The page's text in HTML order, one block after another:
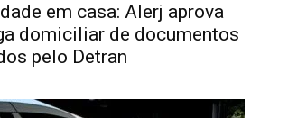
em casa: Alerj aprova
domiciliar de documentos
pelo Detran